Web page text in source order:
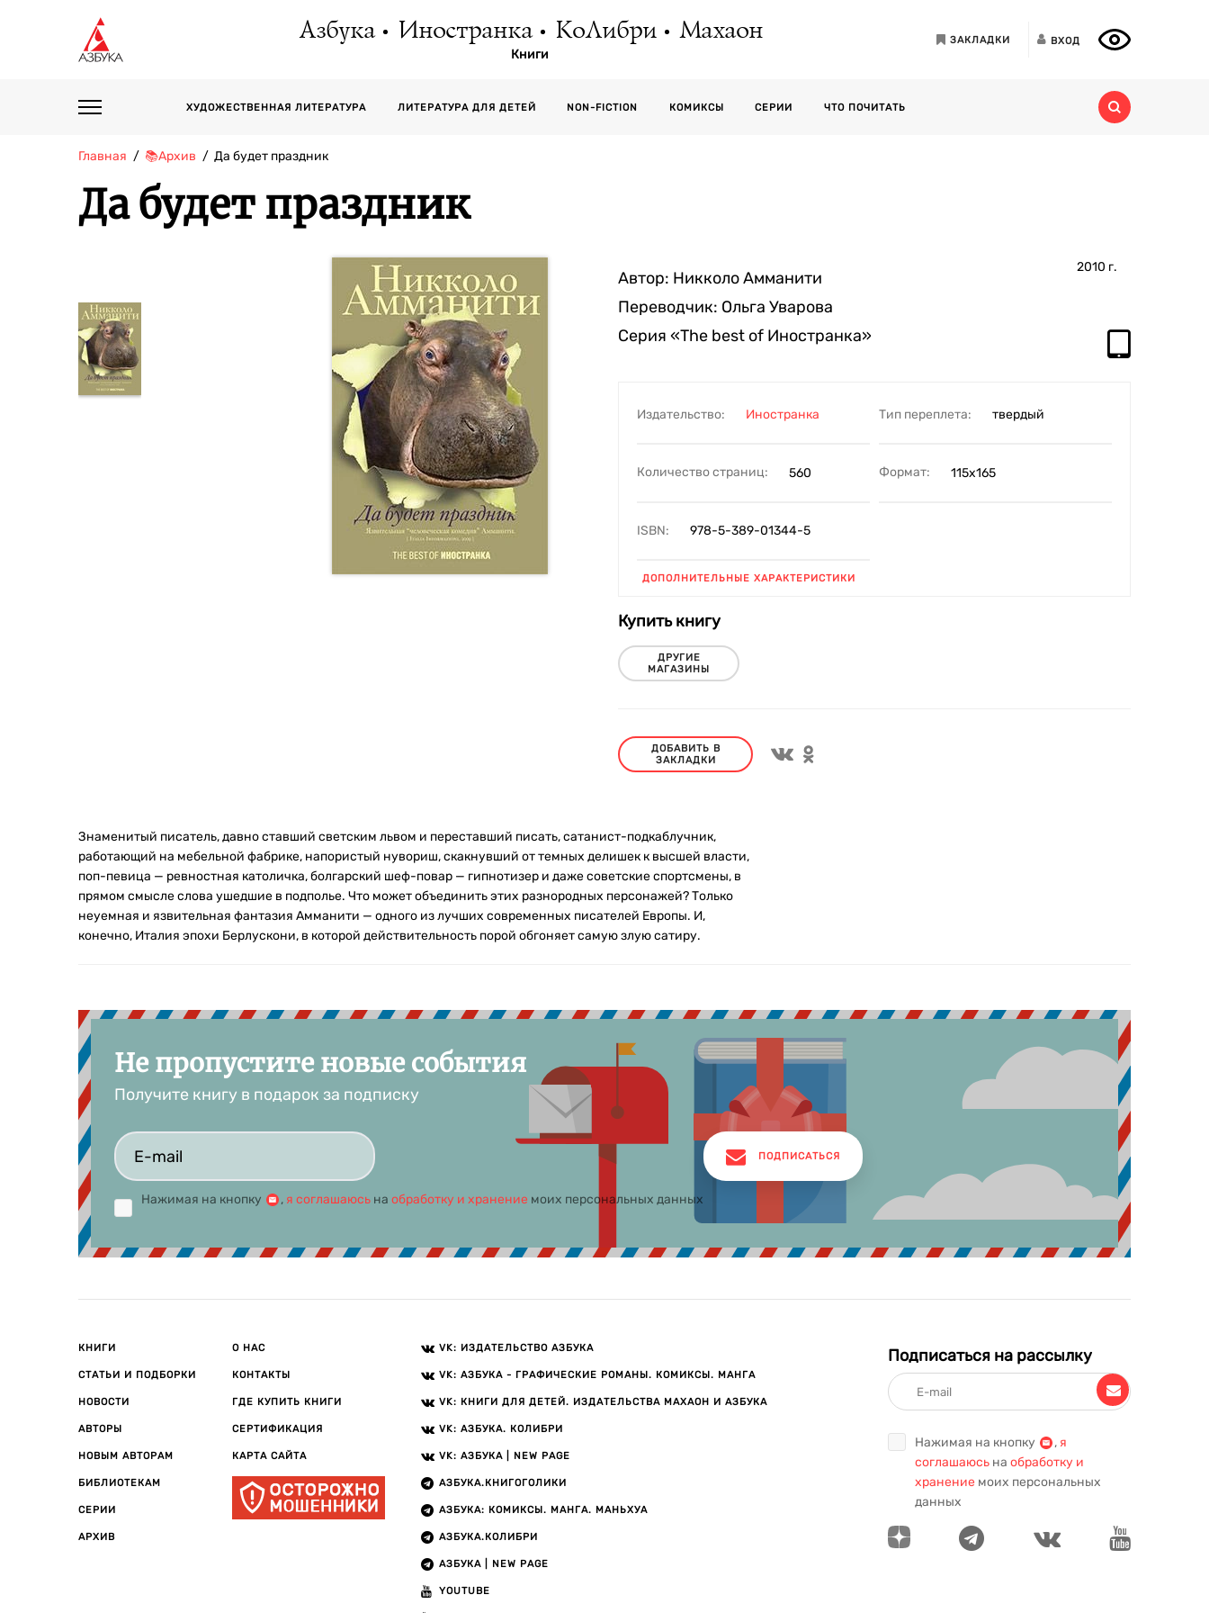
Азбука Иностранка КоЛибри Махаон
Книги
ЗАКЛАДКИ ВХОД
ХУДОЖЕСТВЕННАЯ ЛИТЕРАТУРА ЛИТЕРАТУРА ДЛЯ ДЕТЕЙ NON-FICTION КОМИКСЫ СЕРИИ ЧТО ПОЧИТАТЬ
Главная 📚Архив Да будет праздник
Да будет праздник
Автор: Никколо Амманити
Переводчик: Ольга Уварова
2010 г.
Серия «The best of Иностранка»
Издательство: Иностранка Тип переплета: твердый
Количество страниц: 560 Формат: 115х165
ISBN: 978-5-389-01344-5
ДОПОЛНИТЕЛЬНЫЕ ХАРАКТЕРИСТИКИ
Купить книгу
ДРУГИЕ
МАГАЗИНЫ
ДОБАВИТЬ В
ЗАКЛАДКИ
Знаменитый писатель, давно ставший светским львом и переставший писать, сатанист-подкаблучник,
работающий на мебельной фабрике, напористый нувориш, скакнувший от темных делишек к высшей власти,
поп-певица — ревностная католичка, болгарский шеф-повар — гипнотизер и даже советские спортсмены, в
прямом смысле слова ушедшие в подполье. Что может объединить этих разнородных персонажей? Только
неуемная и язвительная фантазия Амманити — одного из лучших современных писателей Европы. И,
конечно, Италия эпохи Берлускони, в которой действительность порой обгоняет самую злую сатиру.
Не пропустите новые события
Получите книгу в подарок за подписку
Нажимая на кнопку , я соглашаюсь на обработку и хранение моих персональных данных
ПОДПИСАТЬСЯ
КНИГИ
СТАТЬИ И ПОДБОРКИ
НОВОСТИ
АВТОРЫ
НОВЫМ АВТОРАМ
БИБЛИОТЕКАМ
СЕРИИ
АРХИВ
О НАС
КОНТАКТЫ
ГДЕ КУПИТЬ КНИГИ
СЕРТИФИКАЦИЯ
КАРТА САЙТА
VK: ИЗДАТЕЛЬСТВО АЗБУКА
VK: АЗБУКА - ГРАФИЧЕСКИЕ РОМАНЫ. КОМИКСЫ. МАНГА
VK: КНИГИ ДЛЯ ДЕТЕЙ. ИЗДАТЕЛЬСТВА МАХАОН И АЗБУКА
VK: АЗБУКА. КОЛИБРИ
VK: АЗБУКА | NEW PAGE
АЗБУКА.КНИГОГОЛИКИ
АЗБУКА: КОМИКСЫ. МАНГА. МАНЬХУА
АЗБУКА.КОЛИБРИ
АЗБУКА | NEW PAGE
YOUTUBE
Подписаться на рассылку
Нажимая на кнопку , я
соглашаюсь на обработку и
хранение моих персональных
данных